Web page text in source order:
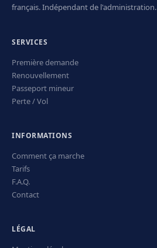
français. Indépendant de l'administration.
SERVICES
Première demande
Renouvellement
Passeport mineur
Perte / Vol
INFORMATIONS
Comment ça marche
Tarifs
F.A.Q.
Contact
LÉGAL